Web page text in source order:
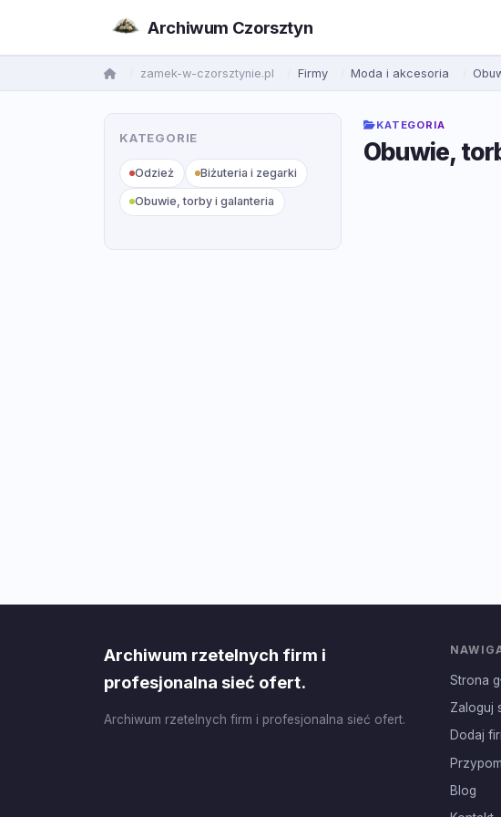
Archiwum Czorsztyn
zamek-w-czorsztynie.pl Firmy Moda i akcesoria
KATEGORIE
Odzież Biżuteria i zegarki
Obuwie, torby i galanteria
KATEGORIA
Obuwie,
Archiwum rzetelnych firm i
profesjonalna sieć ofert.
Archiwum rzetelnych firm i profesjonalna sieć ofert.
Strona
Zaloguj
Dodaj
Blog